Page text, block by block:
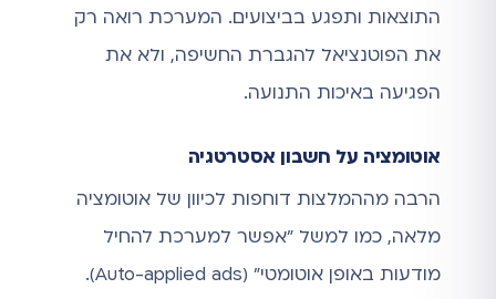
התוצאות ותפגע בביצועים. המערכת רואה רק
את הפוטנציאל להגברת החשיפה, ולא את
הפגיעה באיכות התנועה.
אוטומציה על חשבון אסטרטגיה
הרבה מההמלצות דוחפות לכיוון של אוטומציה
מלאה, כמו למשל "אפשר למערכת להחיל
מודעות באופן אוטומטי" (Auto-applied ads).